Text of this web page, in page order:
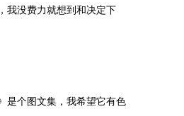
我没费力就想到和决定下
是个图文集，我希望它有色